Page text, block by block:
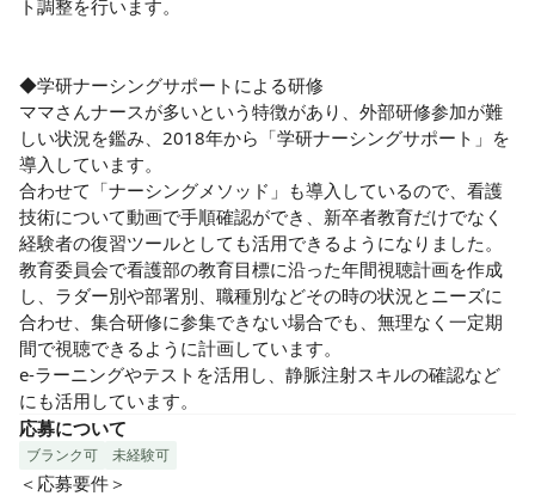
ト調整を行います。
◆学研ナーシングサポートによる研修
ママさんナースが多いという特徴があり、外部研修参加が難
しい状況を鑑み、2018年から「学研ナーシングサポート」を
導入しています。
合わせて「ナーシングメソッド」も導入しているので、看護
技術について動画で手順確認ができ、新卒者教育だけでなく
経験者の復習ツールとしても活用できるようになりました。
教育委員会で看護部の教育目標に沿った年間視聴計画を作成
し、ラダー別や部署別、職種別などその時の状況とニーズに
合わせ、集合研修に参集できない場合でも、無理なく一定期
間で視聴できるように計画しています。
e-ラーニングやテストを活用し、静脈注射スキルの確認など
にも活用しています。
応募について
ブランク可 未経験可
＜応募要件＞